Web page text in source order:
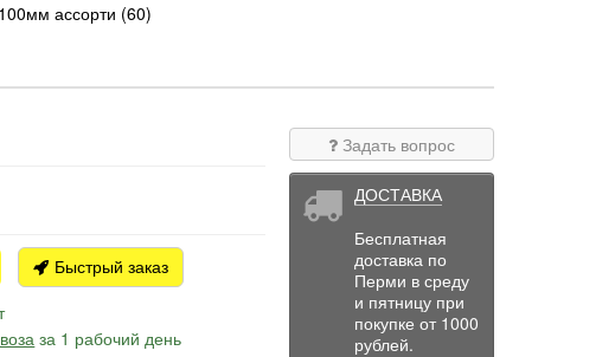
ассорти (60)
Быстрый заказ
за 1 рабочий день
Задать вопрос
ДОСТАВКА
Бесплатная
доставка по
Перми в среду
и пятницу при
покупке от 1000
рублей.